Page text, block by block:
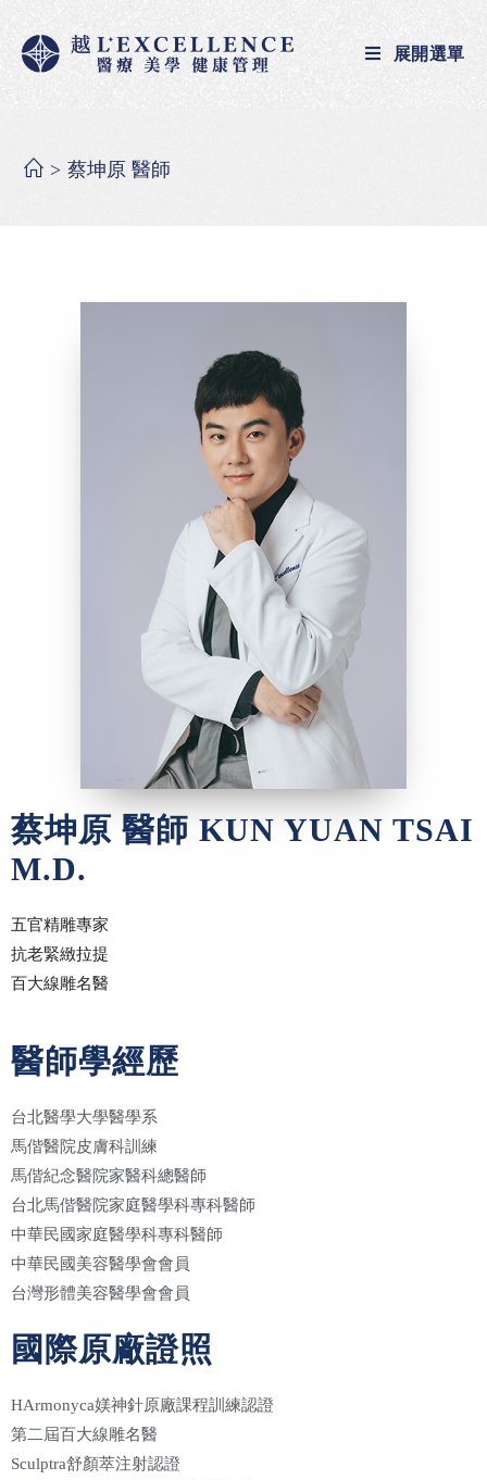
展開選單
> 蔡坤原 醫師
蔡坤原 醫師 KUN YUAN TSAI
M.D.
五官精雕專家
抗老緊緻拉提
百大線雕名醫
醫師學經歷
台北醫學大學醫學系
馬偕醫院皮膚科訓練
馬偕紀念醫院家醫科總醫師
台北馬偕醫院家庭醫學科專科醫師
中華民國家庭醫學科專科醫師
中華民國美容醫學會會員
台灣形體美容醫學會會員
國際原廠證照
HArmonyca媄神針原廠課程訓練認證
第二屆百大線雕名醫
Sculptra舒顏萃注射認證